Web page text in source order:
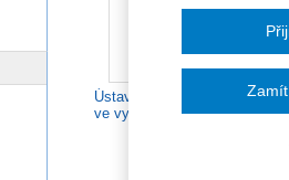
Ústavnost územních reforem
ve vybraných zemích střední